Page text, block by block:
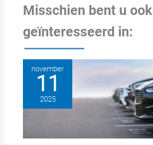
Misschien bent u ook
geïnteresseerd in:
november
11
2025